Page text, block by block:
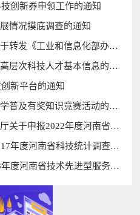
创新券申领工作的通知
情况摸底调查的通知
信阳市工业和信息化委员会关于转发《工业和信息化部办公厅关于继续做好信息化和工业化融合管理体系贯标试点
转发省科技厅《关于采集全省高层次科技人才基本信息的通知》的通知
新平台的通知
关于开展濮阳市科技创新与科学普及有奖知识竞赛活动的通知
河南省科学技术厅河南省财政厅关于申报2022年度河南省重大科技专项的通知
转发河南省科技厅关于开展2017年度河南省科技统计调查工作的通知
转发省厅《关于组织开展2018年度河南省技术先进型服务企业认定工作的通知》的通知